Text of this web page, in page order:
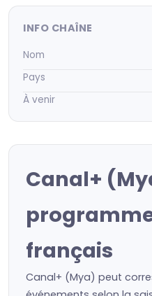
INFO CHAÎNE
Nom
Pays
À venir
Canal+
français
Canal+ (Mya) peut